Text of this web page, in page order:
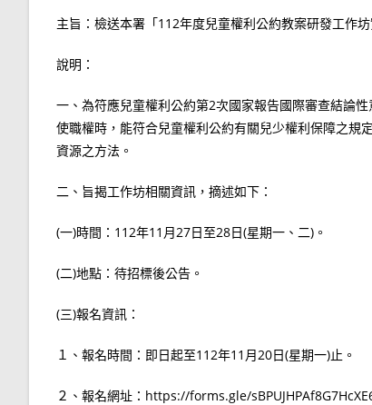
主旨：檢送本署「112年度兒童權利公約教案研發工作
說明：
一、為符應兒童權利公約第2次國家報告國際審查結論
使職權時，能符合兒童權利公約有關兒少權利保障之規
資源之方法。
二、旨揭工作坊相關資訊，摘述如下：
(一)時間：112年11月27日至28日(星期一、二)。
(二)地點：待招標後公告。
(三)報名資訊：
１、報名時間：即日起至112年11月20日(星期一)止。
２、報名網址：https://forms.gle/